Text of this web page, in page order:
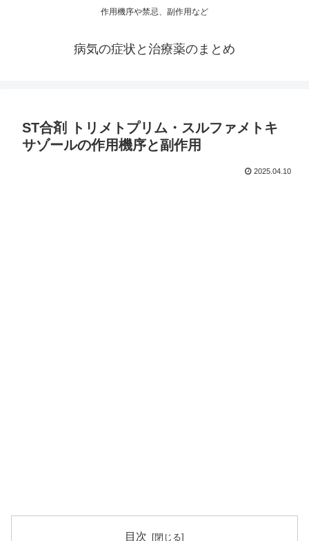
作用機序や禁忌、副作用など
病気の症状と治療薬のまとめ
ST合剤 トリメトプリム・スルファメトキ
サゾールの作用機序と副作用
2025.04.10
目次